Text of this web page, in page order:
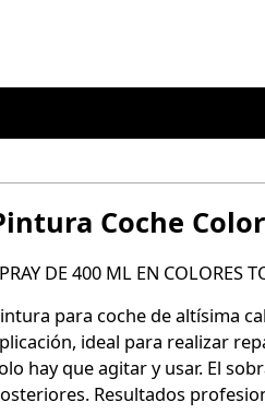
Coche Color
DE 400 ML EN COLORES
para coche de altísima
ideal para realizar
hay que agitar y usar. El
Resultados